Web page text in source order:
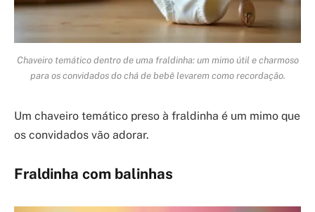
Chaveiro temático dentro de uma fraldinha: um mimo útil e charmoso
para os convidados do chá de bebê levarem como recordação.
Um chaveiro temático preso à fraldinha é um mimo que
os convidados vão adorar.
Fraldinha com balinhas